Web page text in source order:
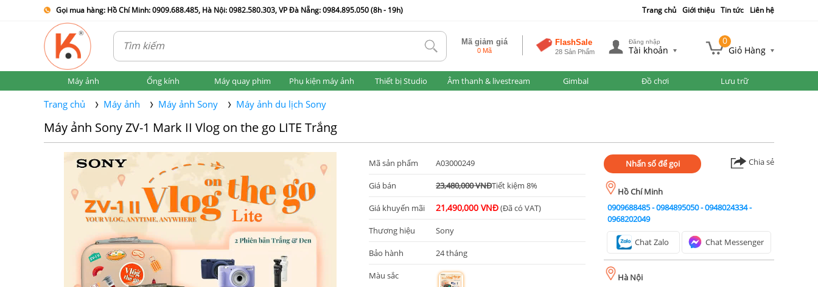
Gọi mua hàng: Hồ Chí Minh: 0909.688.485, Hà Nội: 0982.580.303, VP Đà Nẵng: 0984.895.050 (8h - 19h) Trang chủ Giới thiệu Tin tức Liên hệ
tlk Mã giảm giá
0 Mã
FlashSale
28 Sản Phẩm
Đăng nhập
Tài khoản
0
Giỏ Hàng
Máy ảnh Ống kính Máy quay phim Phụ kiện máy ảnh Thiết bị Studio Âm thanh & livestream Gimbal Đồ chơi Lưu trữ
Trang chủ Máy ảnh Máy ảnh Sony Máy ảnh du lịch Sony
Máy ảnh Sony ZV-1 Mark II Vlog on the go LITE Trắng
Mã sản phẩm A03000249
Giá bán 23,480,000 VNĐTiết kiệm 8%
Giá khuyến mãi 21,490,000 VNĐ(Đã có VAT)
Thương hiệu Sony
Bảo hành 24 tháng
Màu sắc
Nhấn số để gọi Chia sẻ
Hồ Chí Minh
0909688485-0984895050-0948024334-
0968202049
Chat Zalo Chat Messenger
Hà Nội